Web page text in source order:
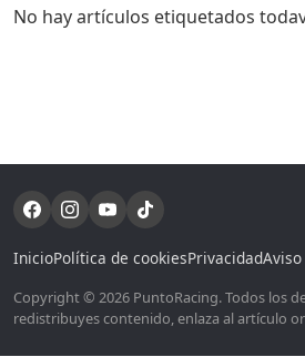
No hay artículos etiquetados
InicioPolítica de cookiesPrivacidad
Copyright © 2026 PuntoRacing. Todos los
redistribuyes contenido, enlaza al artículo